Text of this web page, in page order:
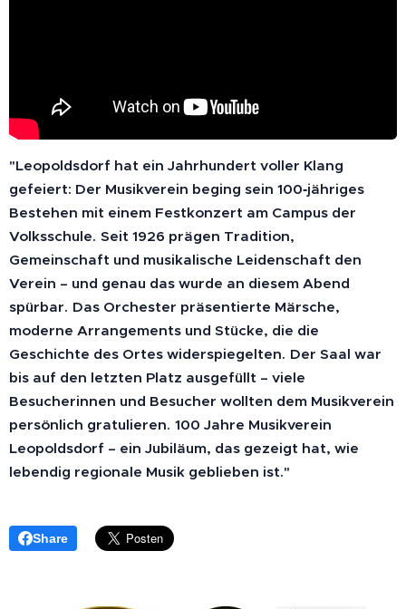
"Leopoldsdorf hat ein Jahrhundert voller Klang
gefeiert: Der Musikverein beging sein 100‑jähriges
Bestehen mit einem Festkonzert am Campus der
Volksschule. Seit 1926 prägen Tradition,
Gemeinschaft und musikalische Leidenschaft den
Verein – und genau das wurde an diesem Abend
spürbar. Das Orchester präsentierte Märsche,
moderne Arrangements und Stücke, die die
Geschichte des Ortes widerspiegelten. Der Saal war
bis auf den letzten Platz ausgefüllt – viele
Besucherinnen und Besucher wollten dem Musikverein
persönlich gratulieren. 100 Jahre Musikverein
Leopoldsdorf – ein Jubiläum, das gezeigt hat, wie
lebendig regionale Musik geblieben ist."
Share